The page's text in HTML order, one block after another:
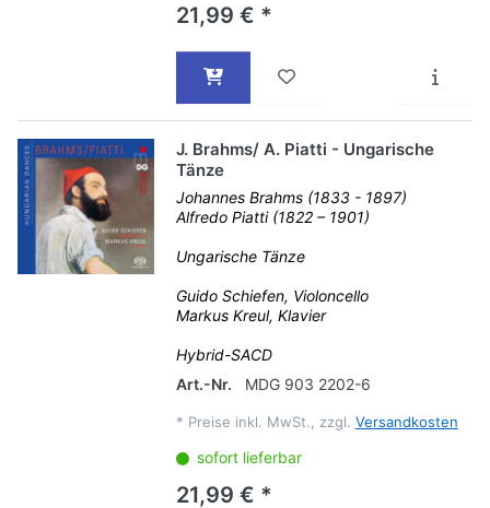
21,99 € *
J. Brahms/ A. Piatti - Ungarische
Tänze
Johannes Brahms (1833 - 1897)
Alfredo Piatti (1822 – 1901)
Ungarische Tänze
Guido Schiefen, Violoncello
Markus Kreul, Klavier
Hybrid-SACD
Art.-Nr.
MDG 903 2202-6
* Preise inkl. MwSt., zzgl. Versandkosten
sofort lieferbar
21,99 € *